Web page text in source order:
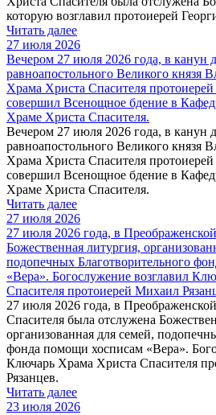
которую возглавил протоиерей
Читать далее
27 июля 2026
Вечером 27 июля 2026 года, в канун
равноапостольного Великого князя
Храма Христа Спасителя
совершил Всенощное бдение в
Храме Христа Спасителя.
Вечером 27 июля 2026 года, в канун
равноапостольного Великого князя
Храма Христа Спасителя
совершил Всенощное бдение в
Храме Христа Спасителя.
Читать далее
27 июля 2026
27 июля 2026 года, в
Божественная литургия,
подопечных Благотворительного
«Вера». Богослужение возглавил
Спасителя протоиерей Михаил
27 июля 2026 года, в
Спасителя была отслужена
организованная для семей,
фонда помощи хосписам «Вера».
Ключарь Храма Христа Спасителя
Рязанцев.
Читать далее
23 июля 2026